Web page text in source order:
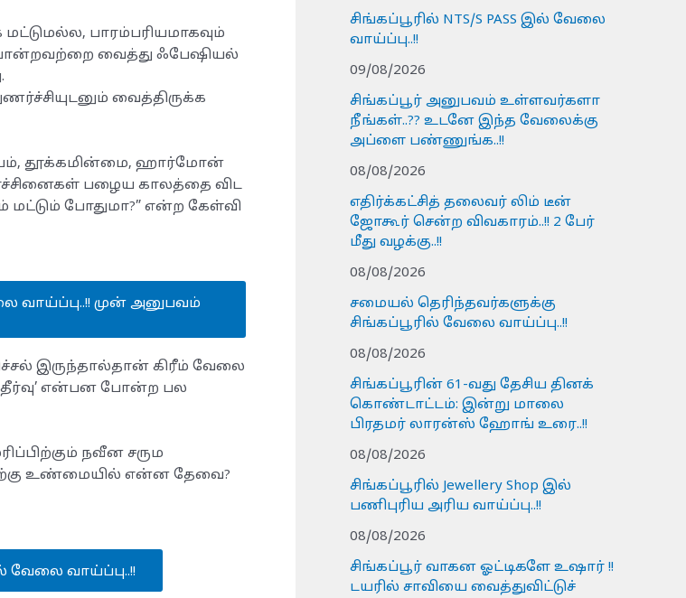
மட்டுமல்ல, பாரம்பரியமாகவும்
போன்றவற்றை வைத்து ஃபேஷியல்
வைத்திருக்க
தூக்கமின்மை, ஹார்மோன்
பழைய காலத்தை விட
மட்டும் போதுமா?” என்ற கேள்வி
வாய்ப்பு..!! முன் அனுபவம்
இருந்தால்தான் கிரீம் வேலை
தீர்வு’ என்பன போன்ற பல
நவீன சரும
உண்மையில் என்ன தேவை?
வேலை வாய்ப்பு..!!
சிங்கப்பூரில் NTS/S PASS இல் வேலை
வாய்ப்பு..!!
09/08/2026
சிங்கப்பூர் அனுபவம் உள்ளவர்களா
நீங்கள்..?? உடனே இந்த வேலைக்கு
அப்ளை பண்ணுங்க..!!
08/08/2026
எதிர்க்கட்சித் தலைவர் லிம் டீன்
ஜோகூர் சென்ற விவகாரம்..!! 2 பேர்
மீது வழக்கு..!!
08/08/2026
சமையல் தெரிந்தவர்களுக்கு
சிங்கப்பூரில் வேலை வாய்ப்பு..!!
08/08/2026
சிங்கப்பூரின் 61-வது தேசிய தினக்
கொண்டாட்டம்: இன்று மாலை
பிரதமர் லாரன்ஸ் ஹோங் உரை..!!
08/08/2026
சிங்கப்பூரில் Jewellery Shop இல்
பணிபுரிய அரிய வாய்ப்பு..!!
08/08/2026
சிங்கப்பூர் வாகன ஓட்டிகளே உஷார் !!
டயரில் சாவியை வைத்துவிட்டுச்